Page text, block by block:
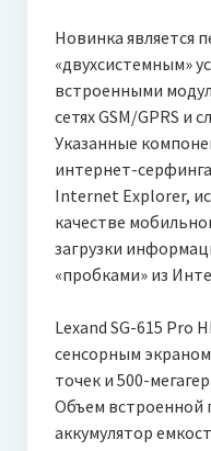
Новинка является
«двухсистемным»
встроенными
сетях GSM/GPRS и
Указанные
интернет-
Internet Explorer,
качестве
загрузки
«пробками» из
Lexand SG-615 Pro
сенсорным
точек и 500-
Объем встроенной
аккумулятор